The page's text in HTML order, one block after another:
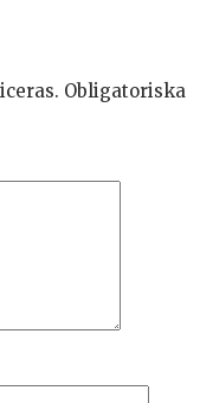
Obligatoriska